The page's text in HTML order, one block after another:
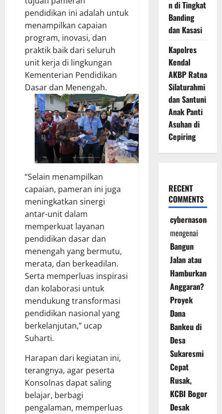
pendidikan ini adalah untuk
menampilkan capaian
program, inovasi, dan
praktik baik dari seluruh
unit kerja di lingkungan
Kementerian Pendidikan
Dasar dan Menengah.
“Selain menampilkan
capaian, pameran ini juga
meningkatkan sinergi
antar-unit dalam
memperkuat layanan
pendidikan dasar dan
menengah yang bermutu,
merata, dan berkeadilan.
Serta memperluas inspirasi
dan kolaborasi untuk
mendukung transformasi
pendidikan nasional yang
berkelanjutan,” ucap
Suharti.
Harapan dari kegiatan ini,
terangnya, agar peserta
Konsolnas dapat saling
belajar, berbagi
pengalaman, memperluas
n di Tingkat
Banding
dan Kasasi
Kapolres
Kendal
AKBP Ratna
Silaturahmi
dan Santuni
Anak Panti
Asuhan di
Cepiring
RECENT
COMMENTS
cybernasonal
mengenai
Bangun
Jalan atau
Hamburkan
Anggaran?
Proyek
Dana
Bankeu di
Desa
Sukaresmi
Cepat
Rusak,
KCBI Bogor
Desak